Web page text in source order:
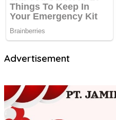
Advertisement